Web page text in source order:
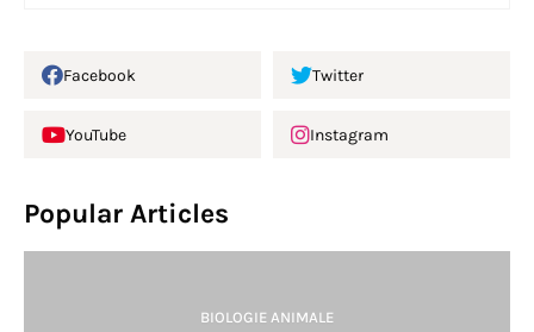
Facebook Twitter
YouTube Instagram
Popular Articles
BIOLOGIE ANIMALE